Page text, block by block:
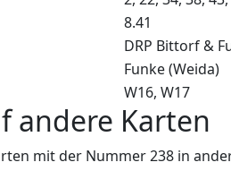
8.41
DRP Bittorf &
Funke (Weida)
W16 W17
andere Karten
mit der Nummer 238 in